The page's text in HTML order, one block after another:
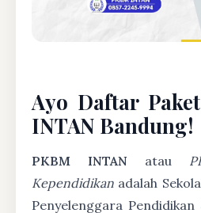
Ayo Daftar
INTAN Bandung!
PKBM INTAN atau
Kependidikan adalah
Penyelenggara